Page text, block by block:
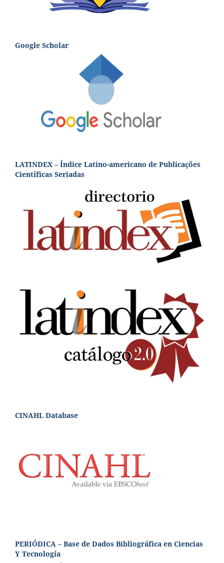
Google Scholar
LATINDEX – Índice Latino-americano de Publicações
Científicas Seriadas
CINAHL Database
PERIÓDICA – Base de Dados Bibliográfica en Ciencias
Y Tecnología